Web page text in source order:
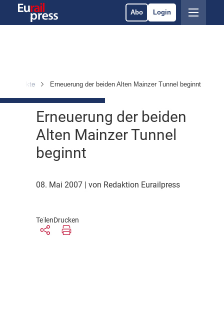
Abo Login
& Märkte Erneuerung der beiden Alten Mainzer Tunnel beginnt
Erneuerung der beiden
Alten Mainzer Tunnel
beginnt
08. Mai 2007 | von Redaktion Eurailpress
TeilenDrucken